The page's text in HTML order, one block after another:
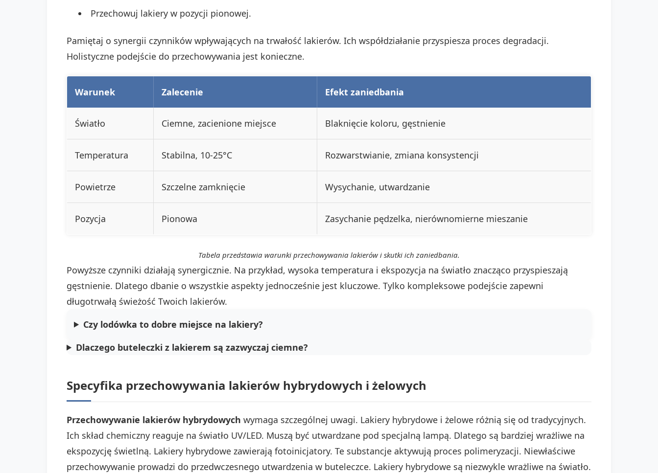
Przechowuj lakiery w pozycji pionowej.
Pamiętaj o synergii czynników wpływających na trwałość lakierów. Ich współdziałanie przyspiesza proces degradacji.
Holistyczne podejście do przechowywania jest konieczne.
Warunek Zalecenie Efekt zaniedbania
Światło Ciemne, zacienione miejsce Blaknięcie koloru, gęstnienie
Temperatura Stabilna, 10-25°C Rozwarstwianie, zmiana konsystencji
Powietrze Szczelne zamknięcie Wysychanie, utwardzanie
Pozycja Pionowa Zasychanie pędzelka, nierównomierne mieszanie
Tabela przedstawia warunki przechowywania lakierów i skutki ich zaniedbania.
Powyższe czynniki działają synergicznie. Na przykład, wysoka temperatura i ekspozycja na światło znacząco przyspieszają
gęstnienie. Dlatego dbanie o wszystkie aspekty jednocześnie jest kluczowe. Tylko kompleksowe podejście zapewni
długotrwałą świeżość Twoich lakierów.
Czy lodówka to dobre miejsce na lakiery?
Dlaczego buteleczki z lakierem są zazwyczaj ciemne?
Specyfika przechowywania lakierów hybrydowych i żelowych
Przechowywanie lakierów hybrydowych wymaga szczególnej uwagi. Lakiery hybrydowe i żelowe różnią się od tradycyjnych.
Ich skład chemiczny reaguje na światło UV/LED. Muszą być utwardzane pod specjalną lampą. Dlatego są bardziej wrażliwe na
ekspozycję świetlną. Lakiery hybrydowe zawierają fotoinicjatory. Te substancje aktywują proces polimeryzacji. Niewłaściwe
przechowywanie prowadzi do przedwczesnego utwardzenia w buteleczce. Lakiery hybrydowe są niezwykle wrażliwe na światło.